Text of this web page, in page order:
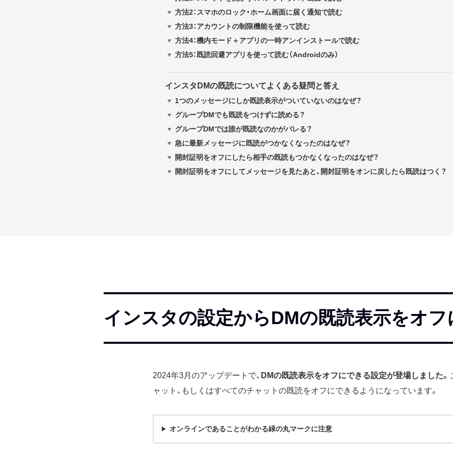
方法2：スマホのロック・ホーム画面に届く通知で読む
方法3：アカウントの制限機能を使って読む
方法4：機内モード＋アプリの一時アンインストールで読む
方法5：既読回避アプリを使って読む（Androidのみ）
インスタDMの既読についてよくある疑問と答え
1つのメッセージにしか既読表示がついていないのはなぜ？
グループDMでも既読をつけずに読める？
グループDMでは誰が既読なのかがバレる？
急に最新メッセージに既読がつかなくなったのはなぜ？
開封証明をオフにしたら相手の既読もつかなくなったのはなぜ？
開封証明をオフにしてメッセージを見たあと、開封証明をオンに戻したら既読はつく？
インスタの設定からDMの既読表示をオ
2024年3月のアップデートで、 DMの既読表示をオフにできる設定が登場しました。
ャット、もしくはすべてのチャットの既読をオフにできるようになっています。
オンラインであることがわかる緑の丸マークに注意